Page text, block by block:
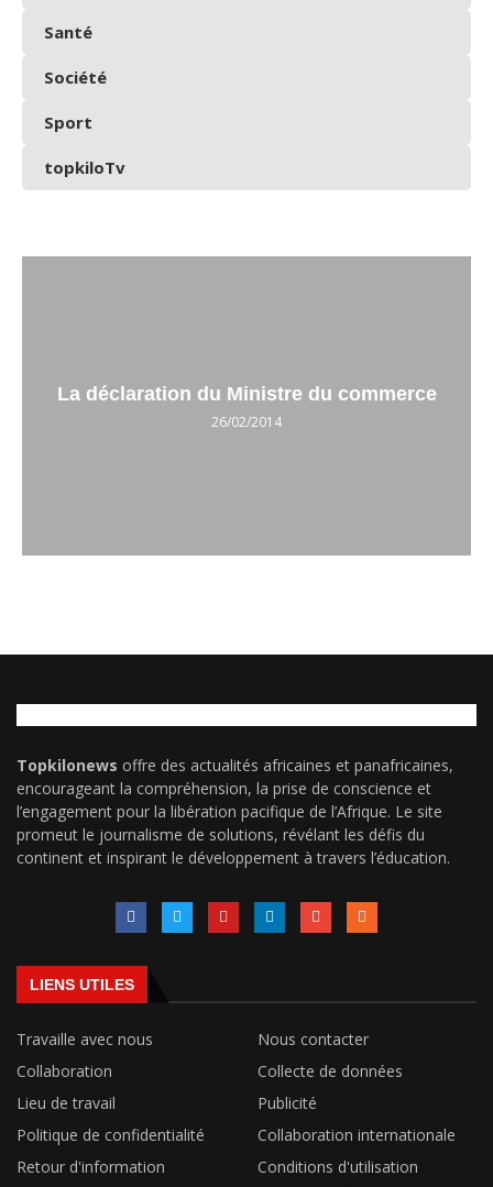
Santé
Société
Sport
topkiloTv
La déclaration du Ministre du commerce
26/02/2014
Topkilonews offre des actualités africaines et panafricaines,
encourageant la compréhension, la prise de conscience et
l’engagement pour la libération pacifique de l’Afrique. Le site
promeut le journalisme de solutions, révélant les défis du
continent et inspirant le développement à travers l’éducation.
LIENS UTILES
Travaille avec nous
Nous contacter
Collaboration
Collecte de données
Lieu de travail
Publicité
Politique de confidentialité
Collaboration internationale
Retour d'information
Conditions d'utilisation